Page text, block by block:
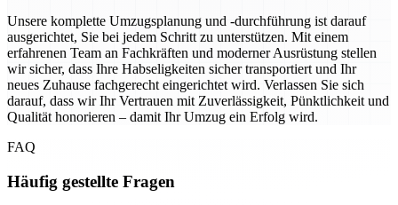
Unsere komplette Umzugsplanung und -durchführung ist darauf
ausgerichtet, Sie bei jedem Schritt zu unterstützen. Mit einem
erfahrenen Team an Fachkräften und moderner Ausrüstung stellen
wir sicher, dass Ihre Habseligkeiten sicher transportiert und Ihr
neues Zuhause fachgerecht eingerichtet wird. Verlassen Sie sich
darauf, dass wir Ihr Vertrauen mit Zuverlässigkeit, Pünktlichkeit und
Qualität honorieren – damit Ihr Umzug ein Erfolg wird.
FAQ
Häufig gestellte Fragen